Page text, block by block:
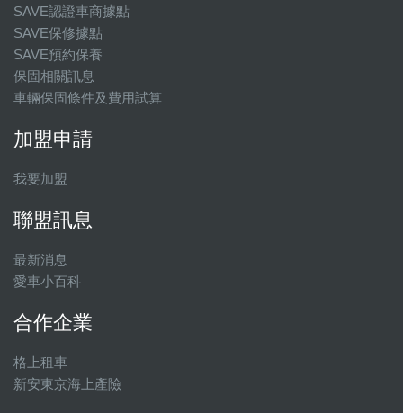
SAVE認證車商據點
SAVE保修據點
SAVE預約保養
保固相關訊息
車輛保固條件及費用試算
加盟申請
我要加盟
聯盟訊息
最新消息
愛車小百科
合作企業
格上租車
新安東京海上產險